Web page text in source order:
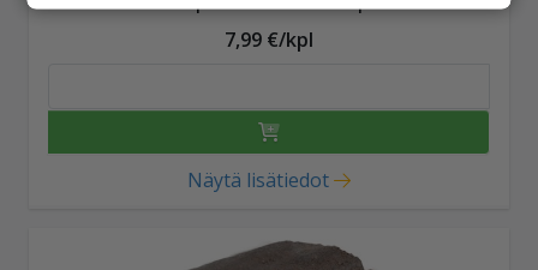
7,99 €/kpl
Näytä lisätiedot